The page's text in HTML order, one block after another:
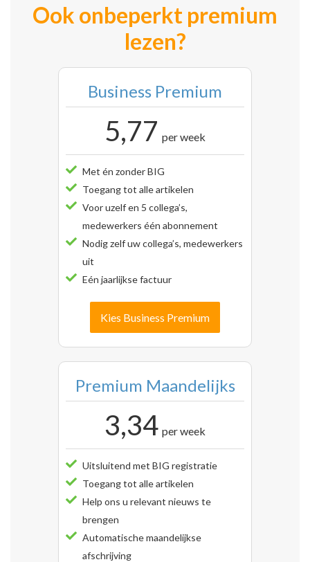
Ook onbeperkt premium
lezen?
Business Premium
5,77 per week
Met én zonder BIG
Toegang tot alle artikelen
Voor uzelf en 5 collega’s,
medewerkers één abonnement
Nodig zelf uw collega’s, medewerkers
uit
Eén jaarlijkse factuur
Kies Business Premium
Premium Maandelijks
3,34 per week
Uitsluitend met BIG registratie
Toegang tot alle artikelen
Help ons u relevant nieuws te
brengen
Automatische maandelijkse
afschrijving